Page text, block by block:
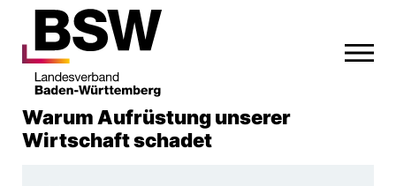
Warum Aufrüstung unserer
Wirtschaft schadet